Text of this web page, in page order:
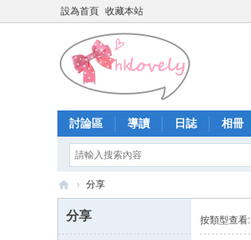
設為首頁 收藏本站
討論區 導讀 日誌 相冊
› 分享
分享 按類型查看: